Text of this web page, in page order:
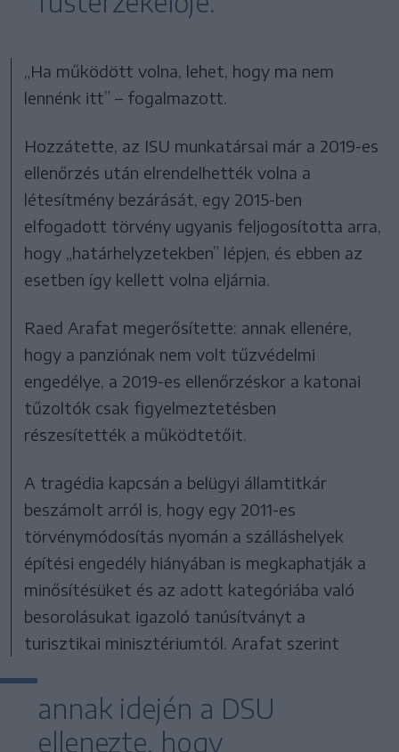
„Ha működött volna, lehet, hogy ma nem
lennénk itt” – fogalmazott.
Hozzátette, az ISU munkatársai már a 2019-es
ellenőrzés után elrendelhették volna a
létesítmény bezárását, egy 2015-ben
elfogadott törvény ugyanis feljogosította arra,
hogy „határhelyzetekben” lépjen, és ebben az
esetben így kellett volna eljárnia.
Raed Arafat megerősítette: annak ellenére,
hogy a panziónak nem volt tűzvédelmi
engedélye, a 2019-es ellenőrzéskor a katonai
tűzoltók csak figyelmeztetésben
részesítették a működtetőit.
A tragédia kapcsán a belügyi államtitkár
beszámolt arról is, hogy egy 2011-es
törvénymódosítás nyomán a szálláshelyek
építési engedély hiányában is megkaphatják a
minősítésüket és az adott kategóriába való
besorolásukat igazoló tanúsítványt a
turisztikai minisztériumtól. Arafat szerint
annak idején a DSU
ellenezte, hogy